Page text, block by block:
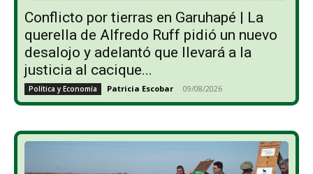
Conflicto por tierras en Garuhapé | La
querella de Alfredo Ruff pidió un nuevo
desalojo y adelantó que llevará a la
justicia al cacique...
Política y Economía Patricia Escobar - 09/08/2026